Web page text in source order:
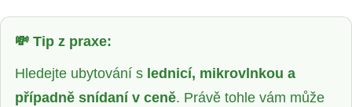
💸 Tip z praxe:
Hledejte ubytování s lednicí, mikrovlnkou a
případně snídaní v ceně. Právě tohle vám může